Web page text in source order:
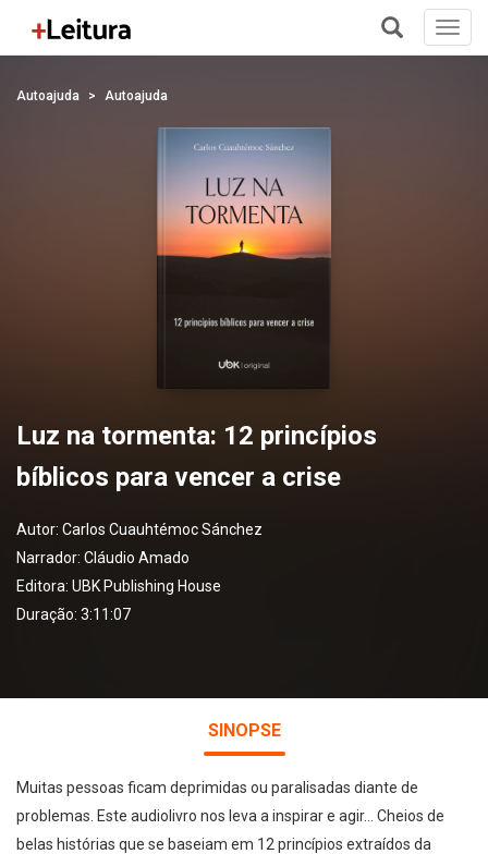
Autoajuda Autoajuda
Luz na tormenta: 12 princípios
bíblicos para vencer a crise
Autor: Carlos Cuauhtémoc Sánchez
Narrador: Cláudio Amado
Editora: UBK Publishing House
Duração: 3:11:07
SINOPSE
Muitas pessoas ficam deprimidas ou paralisadas diante de
problemas. Este audiolivro nos leva a inspirar e agir... Cheios de
belas histórias que se baseiam em 12 princípios extraídos da